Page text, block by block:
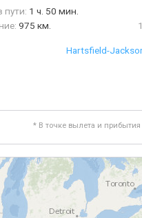
1 ч. 50 мин.
975 км.
Hartsfield-
* В точке вылета и